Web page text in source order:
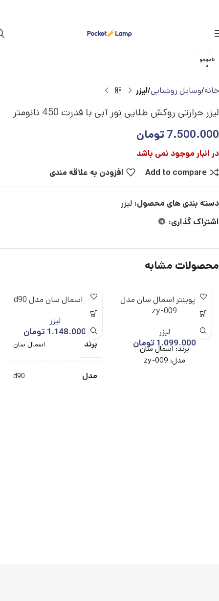
ناموجو
د
خانه وسایل روشنایی لیزر
لیزر حرارتی روکش طلایی نور آبی با قدرت 450 نانومتر
7.500.000 تومان
در انبار موجود نمی باشد
Add to compare
افزودن به علاقه مندی
دسته بندی های محصول: لیزر
اشتراک گذاری:
محصولات مشابه
لیزر پوینتر اسمال سان مدل
zy-009
لیزر
1.099.000 تومان
برند: اسمال سان
مدل: zy-009
لیزر اسمال سان مدل d90
لیزر
1.148.000 تومان
برند اسمال سان
مدل d90